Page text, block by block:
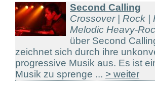
Second Calling
Crossover | Rock |
Melodic Heavy-
über Second
zeichnet sich durch ihre
progressive Musik aus. Es ist
Musik zu sprenge ... > weiter